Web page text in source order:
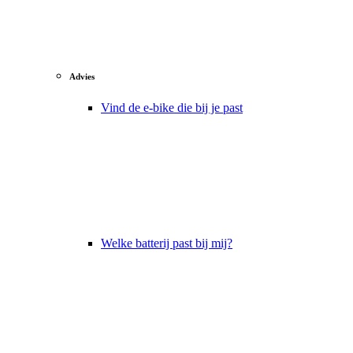
Advies
Vind de e-bike die bij je past
Welke batterij past bij mij?